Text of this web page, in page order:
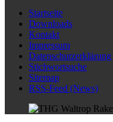
Startseite
Downloads
Kontakt
Impressum
Datenschutzerklärung
Stichwortsuche
Sitemap
RSS-Feed (News)